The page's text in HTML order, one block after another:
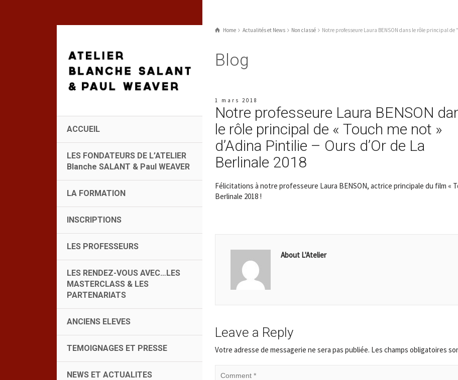
ACCUEIL
LES FONDATEURS DE L’ATELIER
Blanche SALANT & Paul WEAVER
LA FORMATION
INSCRIPTIONS
LES PROFESSEURS
LES RENDEZ-VOUS AVEC…LES
MASTERCLASS & LES
PARTENARIATS
ANCIENS ELEVES
TEMOIGNAGES ET PRESSE
NEWS ET ACTUALITES
Home Actualités et News Non classé Notre professeure Laura BENSON dans le rôle principal
Blog
1 mars 2018
Notre professeure Laura BENSON
le rôle principal de « Touch me not »
d’Adina Pintilie – Ours d’Or de La
Berlinale 2018
Félicitations à notre professeure Laura BENSON, actrice principale du film «
Berlinale 2018 !
About L'Atelier
Leave a Reply
Votre adresse de messagerie ne sera pas publiée. Les champs obligatoires